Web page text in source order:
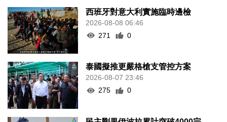
西班牙對意大利實施臨時邊檢
2026-08-08 06:46
271
0
泰國擬推更嚴格槍支管控方案
2026-08-07 23:46
275
0